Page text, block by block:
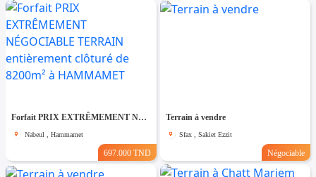
Forfait PRIX EXTRÊMEMENT NÉGOCIABLE TERRAIN entièrement clôturé de 8200m² à HAMMAMET
Nabeul , Hammamet
697.000 TND
Terrain à vendre
Sfax , Sakiet Ezzit
Négociable